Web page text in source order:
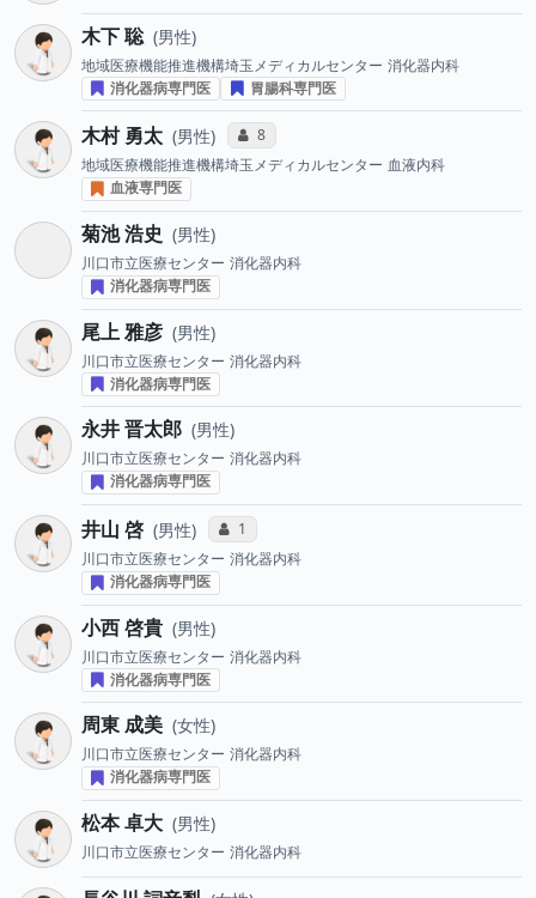
木下 聡 男性
地域医療機能推進機構埼玉メディカルセンター 消化器内科
消化器病専門医
胃腸科専門医
木村 勇太 男性 コミュニケーション・タイプ投票数
8
地域医療機能推進機構埼玉メディカルセンター 血液内科
血液専門医
菊池 浩史 男性
川口市立医療センター 消化器内科
消化器病専門医
尾上 雅彦 男性
川口市立医療センター 消化器内科
消化器病専門医
永井 晋太郎 男性
川口市立医療センター 消化器内科
消化器病専門医
井山 啓 男性 コミュニケーション・タイプ投票数
1
川口市立医療センター 消化器内科
消化器病専門医
小西 啓貴 男性
川口市立医療センター 消化器内科
消化器病専門医
周東 成美 女性
川口市立医療センター 消化器内科
消化器病専門医
松本 卓大 男性
川口市立医療センター 消化器内科